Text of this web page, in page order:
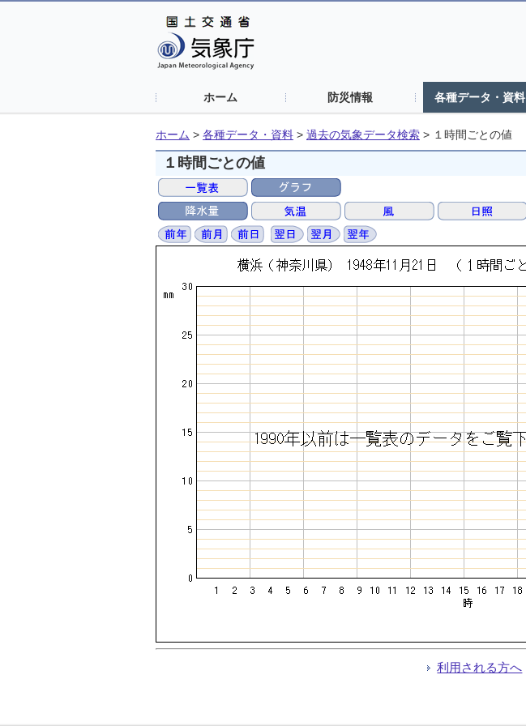
ホーム 防災情報 各種データ・資料
ホーム > 各種データ・資料 > 過去の気象データ検索 > １時間ごとの値
１時間ごとの値
利用される方へ